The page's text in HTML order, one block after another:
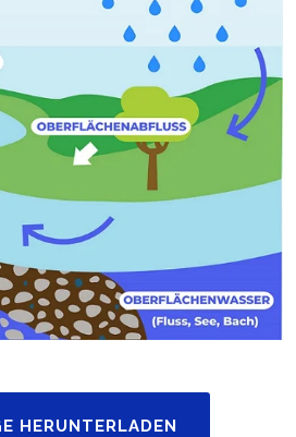
HERUNTERLADEN